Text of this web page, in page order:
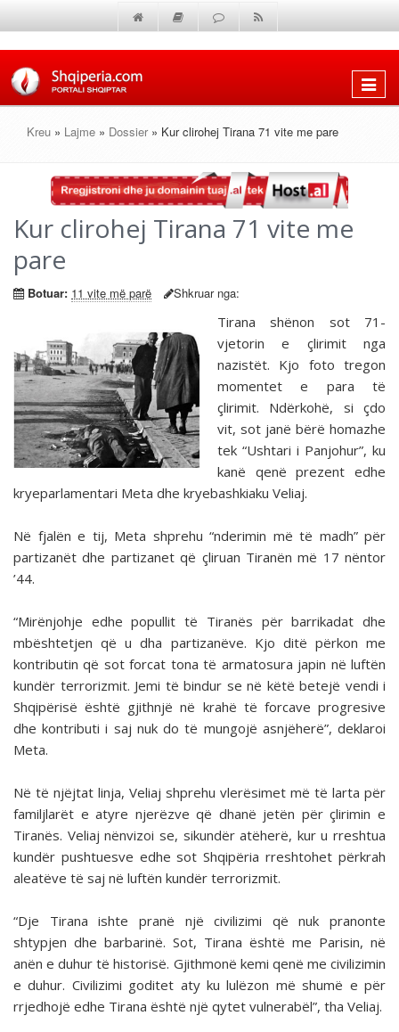
Shfaq
Kreu » Lajme » Dossier » Kur clirohej Tirana 71 vite me pare
Kur clirohej Tirana 71 vite me
pare
Botuar: 11 vite më parë Shkruar nga:
Tirana shënon sot 71-
vjetorin e çlirimit nga
nazistët. Kjo foto tregon
momentet e para të
çlirimit. Ndërkohë, si çdo
vit, sot janë bërë homazhe
tek “Ushtari i Panjohur”, ku
kanë qenë prezent edhe
kryeparlamentari Meta dhe kryebashkiaku Veliaj.
Në fjalën e tij, Meta shprehu “nderimin më të madh” për
partizanët dhe partizanet që çliruan Tiranën më 17 nëntor
’44.
“Mirënjohje edhe popullit të Tiranës për barrikadat dhe
mbështetjen që u dha partizanëve. Kjo ditë përkon me
kontributin që sot forcat tona të armatosura japin në luftën
kundër terrorizmit. Jemi të bindur se në këtë betejë vendi i
Shqipërisë është gjithnjë në krahë të forcave progresive
dhe kontributi i saj nuk do të mungojë asnjëherë”, deklaroi
Meta.
Në të njëjtat linja, Veliaj shprehu vlerësimet më të larta për
familjlarët e atyre njerëzve që dhanë jetën për çlirimin e
Tiranës. Veliaj nënvizoi se, sikundër atëherë, kur u rreshtua
kundër pushtuesve edhe sot Shqipëria rreshtohet përkrah
aleatëve të saj në luftën kundër terrorizmit.
“Dje Tirana ishte pranë një civilizimi që nuk pranonte
shtypjen dhe barbarinë. Sot, Tirana është me Parisin, në
anën e duhur të historisë. Gjithmonë kemi qenë me civilizimin
e duhur. Civilizimi goditet aty ku lulëzon më shumë e për
rrjedhojë edhe Tirana është një qytet vulnerabël”, tha Veliaj.